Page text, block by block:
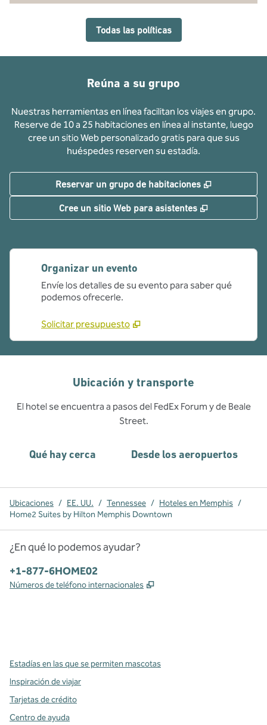
Todas las políticas
Reúna a su grupo
Nuestras herramientas en línea facilitan los viajes en grupo.
Reserve de 10 a 25 habitaciones en línea al instante, luego
cree un sitio Web personalizado gratis para que sus
huéspedes reserven su estadía.
Reservar un grupo de habitaciones ,
Cree un sitio Web para asistentes ,
Organizar un evento
Envíe los detalles de su evento para saber qué
podemos ofrecerle.
Solicitar presupuesto
Ubicación y transporte
El hotel se encuentra a pasos del FedEx Forum y de Beale
Street.
Qué hay cerca Desde los aeropuertos
Ubicaciones / EE. UU. / Tennessee / Hoteles en Memphis /
Home2 Suites by Hilton Memphis Downtown
¿En qué lo podemos ayudar?
Teléfono:
+1-877-6HOME02
Números de teléfono internacionales ,
Estadías en las que se permiten mascotas
Inspiración de viajar
Tarjetas de crédito
Centro de ayuda